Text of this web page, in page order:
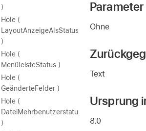
)
Hole (
LayoutAnzeigeAlsStatus
)
Hole (
MenüleisteStatus )
Hole (
GeänderteFelder )
Hole (
DateiMehrbenutzerstatus
)
Parameter
Ohne
Text
Ursprung
8.0